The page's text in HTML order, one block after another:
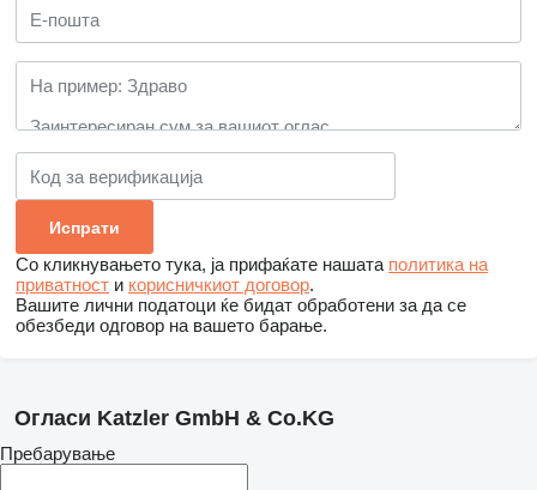
Со кликнувањето тука, ја прифаќате нашата политика на
приватност и корисничкиот договор.
Вашите лични податоци ќе бидат обработени за да се
обезбеди одговор на вашето барање.
Огласи Katzler GmbH & Co.KG
Пребарување